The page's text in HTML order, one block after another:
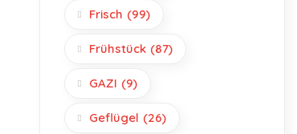
Frisch (99)
Frühstück (87)
GAZI (9)
Geflügel (26)